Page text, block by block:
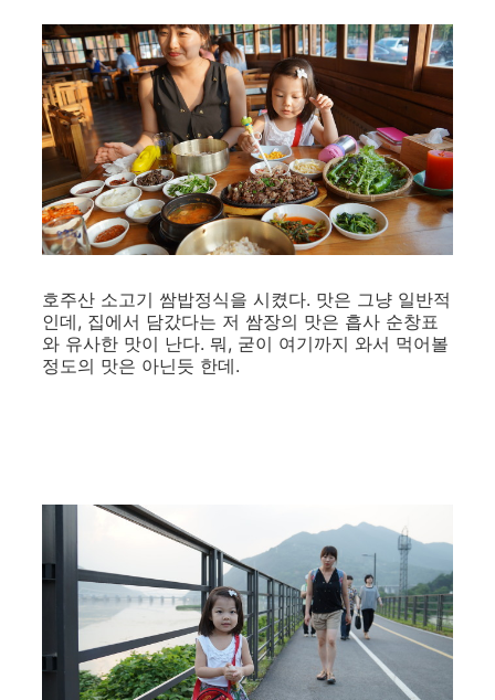
호주산 소고기 쌈밥정식을 시켰다. 맛은 그냥 일반적
인데, 집에서 담갔다는 저 쌈장의 맛은 흡사 순창표
와 유사한 맛이 난다. 뭐, 굳이 여기까지 와서 먹어볼
정도의 맛은 아닌듯 한데.